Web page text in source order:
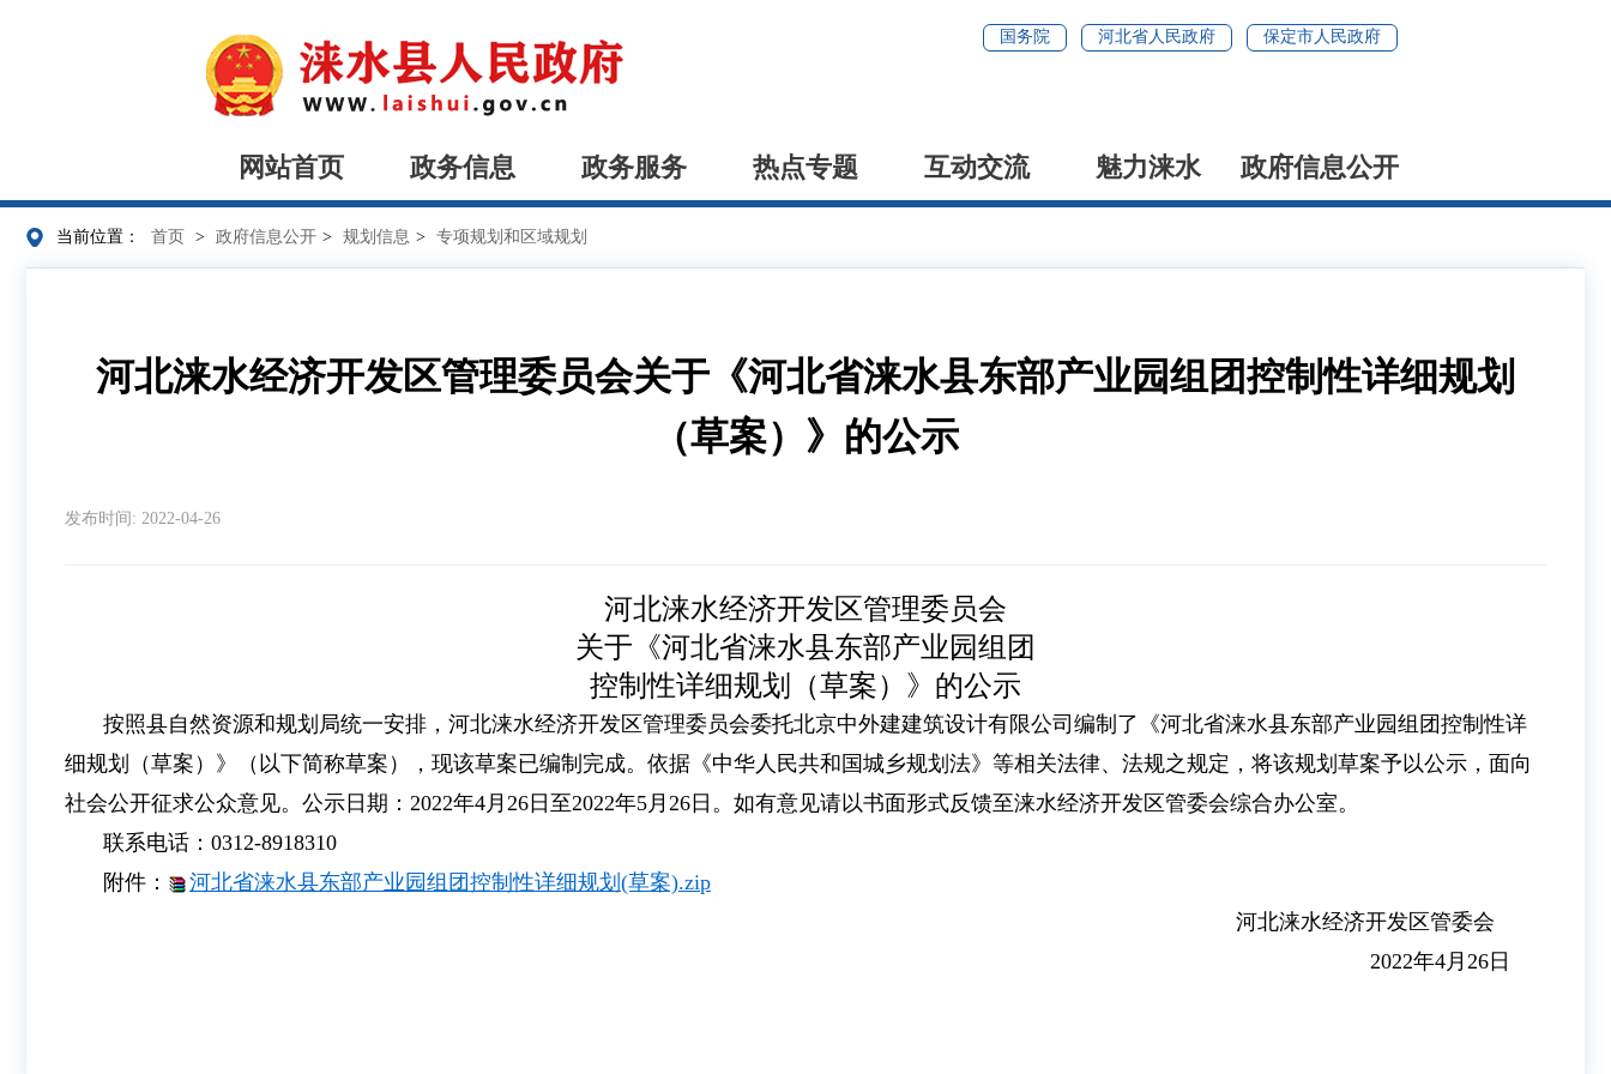
国务院 河北省人民政府 保定市人民政府
网站首页 政务信息 政务服务 热点专题 互动交流 魅力涞水 政府信息公开
当前位置： 首页 > 政府信息公开 > 规划信息 > 专项规划和区域规划
河北涞水经济开发区管理委员会关于《河北省涞水县东部产业园组团控制性详细规划
（草案）》的公示
发布时间: 2022-04-26
河北涞水经济开发区管理委员会
关于《河北省涞水县东部产业园组团
控制性详细规划（草案） 》 的公示
按照县自然资源和规划局统一安排，河北涞水经济开发区管理委员会委托北京中外建建筑设计有限公司编制了《河北省涞水县东部产业园组团控制性详
细规划（草案 ） 》
（以下简称草案），现该草案已编制完成。依据《中华人民共和国城乡规划法》等相关法律、法规之规定，将该规划草案予以公示，面向
社会公开征求公众意见。公示日期：2022年4月26日至2022年5月26日。如有意见请以书面形式反馈至涞水经济开发区管委会综合办公室。
联系电话：0312-8918310
附件 ：
河北省涞水县东部产业园组团控制性详细规划(草案).zip
河北涞水经济开发区管委会
2022年4月26日